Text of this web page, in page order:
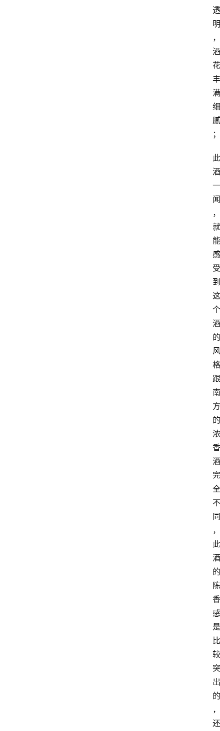
透
明
，
酒
花
丰
满
细
腻
；
此
酒
一
闻
，
就
能
感
受
到
这
个
酒
的
风
格
跟
南
方
的
浓
香
酒
完
全
不
同
，
此
酒
的
陈
香
感
是
比
较
突
出
的
，
还